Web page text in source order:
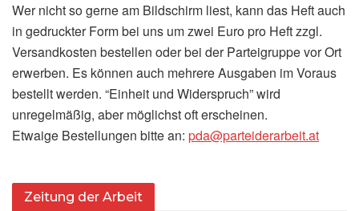
Wer nicht so gerne am Bildschirm liest, kann das Heft auch
in gedruckter Form bei uns um zwei Euro pro Heft zzgl.
Versandkosten bestellen oder bei der Parteigruppe vor Ort
erwerben. Es können auch mehrere Ausgaben im Voraus
bestellt werden. “Einheit und Widerspruch” wird
unregelmäßig, aber möglichst oft erscheinen.
Etwaige Bestellungen bitte an: pda@parteiderarbeit.at
Zeitung der Arbeit